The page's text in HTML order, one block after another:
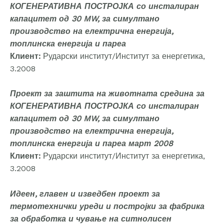
КОГЕНЕРАТИВНА ПОСТРОЈКА со инсталиран
капацитет од 30 MW, за симултано
производство на електрична енергија,
топлинска енергија и пареа
Клиент: Рударски институт/Институт за енергетика,
3.2008
Проект за заштита на животната средина за
КОГЕНЕРАТИВНА ПОСТРОЈКА со инсталиран
капацитет од 30 MW, за симултано
производство на електрична енергија,
топлинска енергија и пареа март 2008
Клиент: Рударски институт/Институт за енергетика,
3.2008
Идеен, главен и изведбен проект за
термотехнички уреди и постројки за фабрика
за обработка и чување на ситнолисен